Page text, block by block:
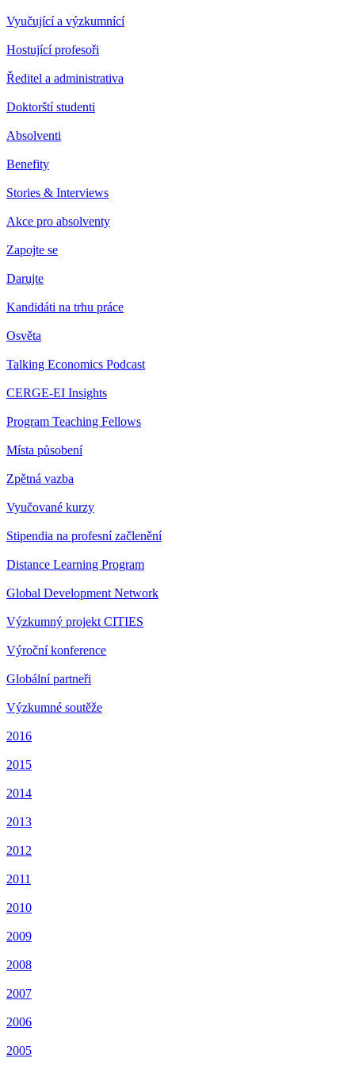
Vyučující a výzkumnící
Hostující profesoři
Ředitel a administrativa
Doktorští studenti
Absolventi
Benefity
Stories & Interviews
Akce pro absolventy
Zapojte se
Darujte
Kandidáti na trhu práce
Osvěta
Talking Economics Podcast
CERGE-EI Insights
Program Teaching Fellows
Místa působení
Zpětná vazba
Vyučované kurzy
Stipendia na profesní začlenění
Distance Learning Program
Global Development Network
Výzkumný projekt CITIES
Výroční konference
Globální partneři
Výzkumné soutěže
2016
2015
2014
2013
2012
2011
2010
2009
2008
2007
2006
2005